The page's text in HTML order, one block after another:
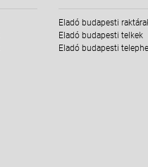
Eladó budapesti
Eladó budapesti telkek
Eladó budapesti